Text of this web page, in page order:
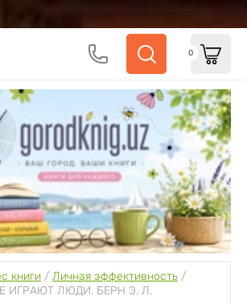
0
книги / Личная эффективность
ИГРАЮТ ЛЮДИ. БЕРН Э. Л.